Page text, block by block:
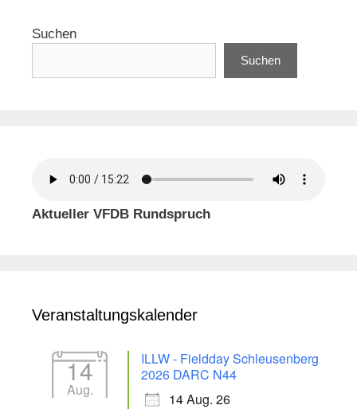
Suchen
Suchen
Aktueller VFDB Rundspruch
Veranstaltungskalender
14
Aug.
ILLW - Fieldday Schleusenberg
2026 DARC N44
14 Aug. 26